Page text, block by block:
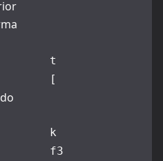
t
[
k
f3